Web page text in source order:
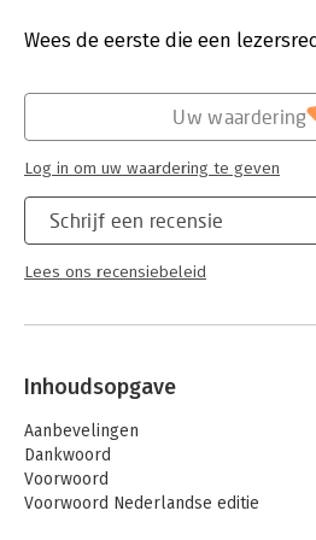
Verschijningsdatum:
22-7-2025
Wees de eerste die een
Schrijf een recensie
Lees ons recensiebeleid
Uw waardering
Log in om uw waardering te geven
Inhoudsopgave
Aanbevelingen
Dankwoord
Voorwoord
Voorwoord Nederlandse editie